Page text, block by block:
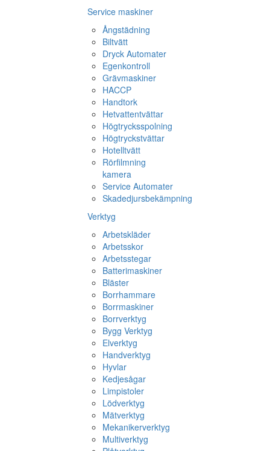
Service maskiner
Ångstädning
Biltvätt
Dryck Automater
Egenkontroll
Grävmaskiner
HACCP
Handtork
Hetvattentvättar
Högtrycksspolning
Högtryckstvättar
Hotelltvätt
Rörfilmning
kamera
Service Automater
Skadedjursbekämpning
Verktyg
Arbetskläder
Arbetsskor
Arbetsstegar
Batterimaskiner
Bläster
Borrhammare
Borrmaskiner
Borrverktyg
Bygg Verktyg
Elverktyg
Handverktyg
Hyvlar
Kedjesågar
Limpistoler
Lödverktyg
Mätverktyg
Mekanikerverktyg
Multiverktyg